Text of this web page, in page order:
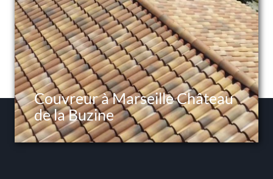
Couvreur à Marseille Château
de la Buzine